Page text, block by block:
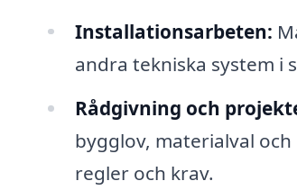
Installationsarbeten:
andra tekniska system i
Rådgivning och
bygglov, materialval
regler och krav.